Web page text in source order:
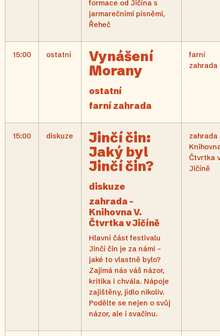
formace od Jičína s
jarmarečními písněmi,
Řeheč
15:00 ostatní
Vynášení
Morany
ostatní
farní zahrada
farní
zahrada
15:00 diskuze
Jinčí čin:
Jaký byl
Jinčí čin?
diskuze
zahrada –
Knihovna V.
Čtvrtka v Jičíně
Hlavní část festivalu
Jinčí čin je za námi –
jaké to vlastně bylo?
Zajímá nás váš názor,
kritika i chvála. Nápoje
zajištěny, jídlo nikoliv.
Podělte se nejen o svůj
názor, ale i svačinu.
zahrada
Čtvrtka
Jičíně